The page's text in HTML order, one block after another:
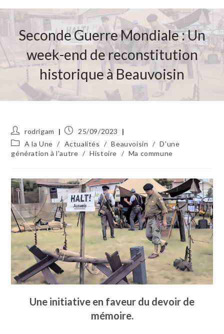
Seconde Guerre Mondiale : Un
week-end de reconstitution
historique à Beauvoisin
Auteur/autrice
de
publication :
rodrigam
Publication
publiée :
25/09/2023
Post
category:
A la Une / Actualités / Beauvoisin / D'une
génération à l'autre / Histoire / Ma commune
Une initiative en faveur du devoir de
mémoire.